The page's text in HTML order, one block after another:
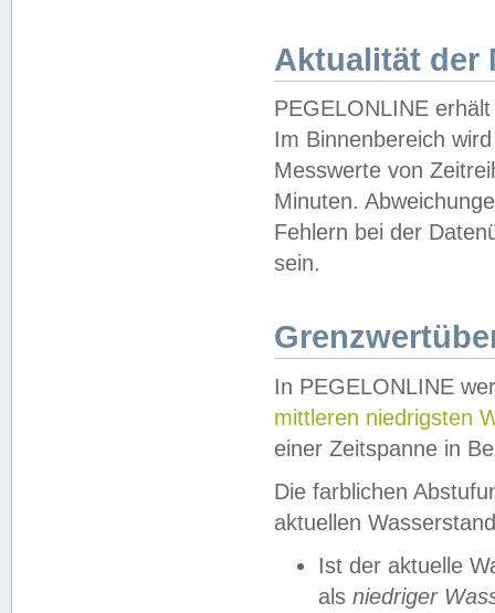
Aktualität der
PEGELONLINE
Im Binnenbereich
Messwerte von
Minuten.
Fehlern bei der
sein.
In PEGELONLINE
mittleren niedrigsten
einer Zeitspanne in
Die farblichen
aktuellen
Ist der aktuelle
als niedriger